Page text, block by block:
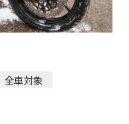
全車対象